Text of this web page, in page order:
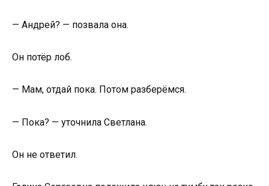
— Андрей? — позвала она.
Он потёр лоб.
— Мам, отдай пока. Потом разберёмся.
— Пока? — уточнила Светлана.
Он не ответил.